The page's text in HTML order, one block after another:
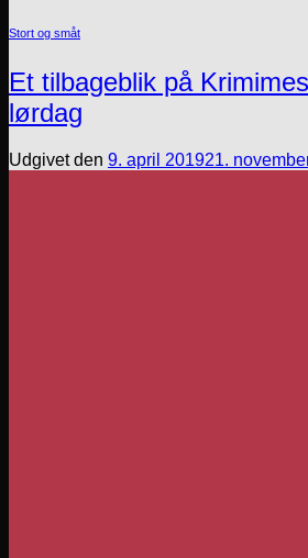
Stort og småt
Et tilbageblik på
lørdag
Udgivet den 9. april 201921.